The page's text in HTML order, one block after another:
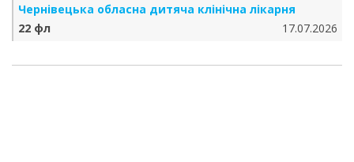
Чернівецька обласна дитяча клінічна лікарня
22 фл
17.07.2026